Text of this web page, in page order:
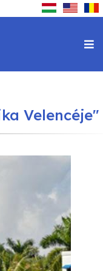
Velencéje"